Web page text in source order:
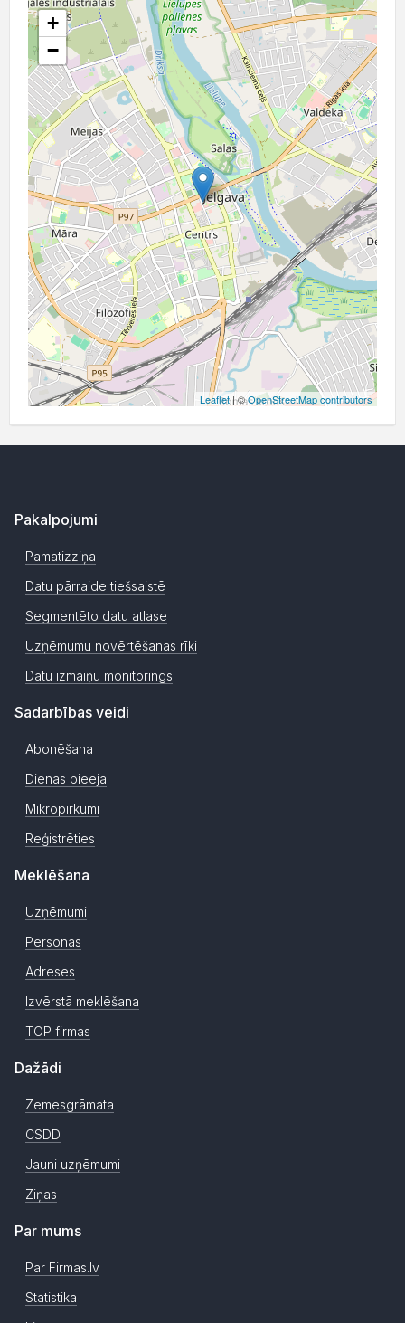
+
−
Leaflet| ©OpenStreetMap contributors
Pakalpojumi
Pamatizziņa
Datu pārraide tiešsaistē
Segmentēto datu atlase
Uzņēmumu novērtēšanas rīki
Datu izmaiņu monitorings
Sadarbības veidi
Abonēšana
Dienas pieeja
Mikropirkumi
Reģistrēties
Meklēšana
Uzņēmumi
Personas
Adreses
Izvērstā meklēšana
TOP firmas
Dažādi
Zemesgrāmata
CSDD
Jauni uzņēmumi
Ziņas
Par mums
Par Firmas.lv
Statistika